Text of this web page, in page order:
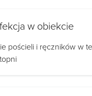
w obiekcie
pościeli i ręczników w